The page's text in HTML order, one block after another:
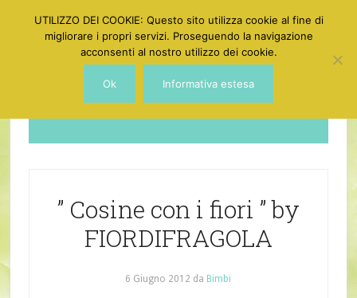
Dotgirl
” Cosine con i fiori ” by
FIORDIFRAGOLA
6 Giugno 2012 da Bimbi
UTILIZZO DEI COOKIE: Questo sito utilizza cookie al fine di
migliorare i propri servizi. Proseguendo la navigazione
acconsenti al nostro utilizzo dei cookie.
Ok Informativa estesa